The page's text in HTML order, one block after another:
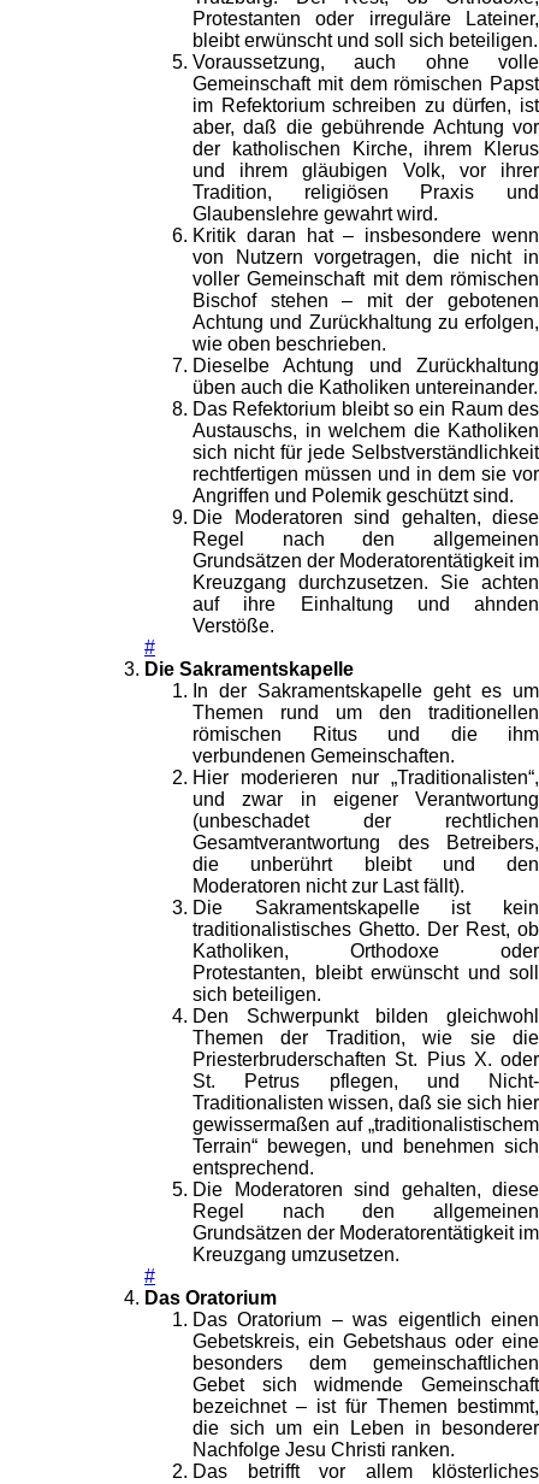
Protestanten oder irreguläre Lateiner,
bleibt erwünscht und soll sich beteiligen.
Voraussetzung, auch ohne volle
Gemeinschaft mit dem römischen Papst
im Refektorium schreiben zu dürfen, ist
aber, daß die gebührende Achtung vor
der katholischen Kirche, ihrem Klerus
und ihrem gläubigen Volk, vor ihrer
Tradition, religiösen Praxis und
Glaubenslehre gewahrt wird.
Kritik daran hat – insbesondere wenn
von Nutzern vorgetragen, die nicht in
voller Gemeinschaft mit dem römischen
Bischof stehen – mit der gebotenen
Achtung und Zurückhaltung zu erfolgen,
wie oben beschrieben.
Dieselbe Achtung und Zurückhaltung
üben auch die Katholiken untereinander.
Das Refektorium bleibt so ein Raum des
Austauschs, in welchem die Katholiken
sich nicht für jede Selbstverständlichkeit
rechtfertigen müssen und in dem sie vor
Angriffen und Polemik geschützt sind.
Die Moderatoren sind gehalten, diese
Regel nach den allgemeinen
Grundsätzen der Moderatorentätigkeit im
Kreuzgang durchzusetzen. Sie achten
auf ihre Einhaltung und ahnden
Verstöße.
#
Die Sakramentskapelle
In der Sakramentskapelle geht es um
Themen rund um den traditionellen
römischen Ritus und die ihm
verbundenen Gemeinschaften.
Hier moderieren nur „Traditionalisten“,
und zwar in eigener Verantwortung
(unbeschadet der rechtlichen
Gesamtverantwortung des Betreibers,
die unberührt bleibt und den
Moderatoren nicht zur Last fällt).
Die Sakramentskapelle ist kein
traditionalistisches Ghetto. Der Rest, ob
Katholiken, Orthodoxe oder
Protestanten, bleibt erwünscht und soll
sich beteiligen.
Den Schwerpunkt bilden gleichwohl
Themen der Tradition, wie sie die
Priesterbruderschaften St. Pius X. oder
St. Petrus pflegen, und Nicht-
Traditionalisten wissen, daß sie sich hier
gewissermaßen auf „traditionalistischem
Terrain“ bewegen, und benehmen sich
entsprechend.
Die Moderatoren sind gehalten, diese
Regel nach den allgemeinen
Grundsätzen der Moderatorentätigkeit im
Kreuzgang umzusetzen.
#
Das Oratorium
Das Oratorium – was eigentlich einen
Gebetskreis, ein Gebetshaus oder eine
besonders dem gemeinschaftlichen
Gebet sich widmende Gemeinschaft
bezeichnet – ist für Themen bestimmt,
die sich um ein Leben in besonderer
Nachfolge Jesu Christi ranken.
Das betrifft vor allem klösterliches